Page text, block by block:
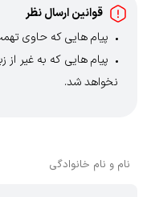
قوانین ارسال نظر
پیام هایی که حاوی
پیام هایی که به غیر از
نخواهد شد.
با توجه به آن که
وجود دارد، معمولا
نام و نام خانوادگی